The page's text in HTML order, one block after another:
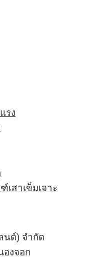
รง
สาเข็มเจาะ
นด์) จำกัด
องจอก